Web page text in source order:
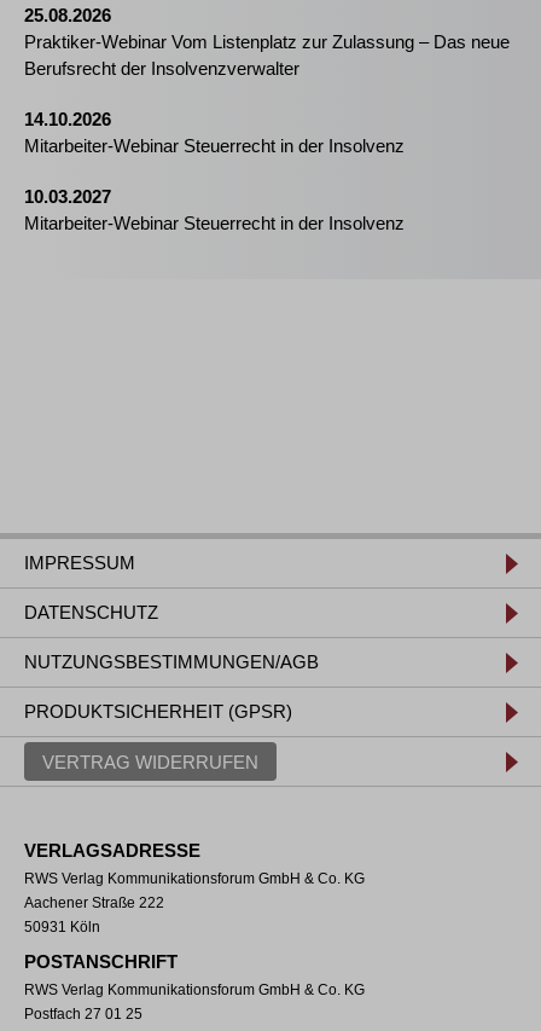
25.08.2026
Praktiker-Webinar Vom Listenplatz zur Zulassung – Das neue
Berufsrecht der Insolvenzverwalter
14.10.2026
Mitarbeiter-Webinar Steuerrecht in der Insolvenz
10.03.2027
Mitarbeiter-Webinar Steuerrecht in der Insolvenz
IMPRESSUM
DATENSCHUTZ
NUTZUNGSBESTIMMUNGEN/AGB
PRODUKTSICHERHEIT (GPSR)
VERTRAG WIDERRUFEN
VERLAGSADRESSE
RWS Verlag Kommunikationsforum GmbH & Co. KG
Aachener Straße 222
50931 Köln
POSTANSCHRIFT
RWS Verlag Kommunikationsforum GmbH & Co. KG
Postfach 27 01 25